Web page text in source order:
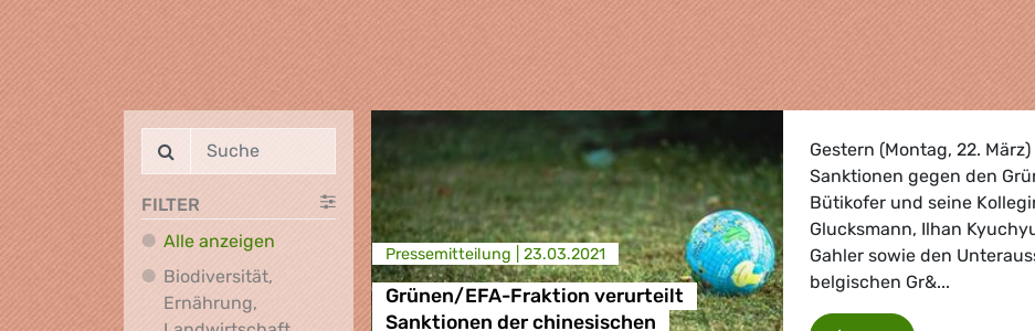
FILTER
Alle anzeigen
Biodiversität,
Ernährung,
Presse­mitteilung | 23.03.2021
Grünen/EFA-Fraktion verurteilt
Sanktionen der chinesischen
Gestern (Montag, 22.
Sanktionen gegen den
Bütikofer und seine
Glucksmann, Ilhan
Gahler sowie den
belgischen Gr&...